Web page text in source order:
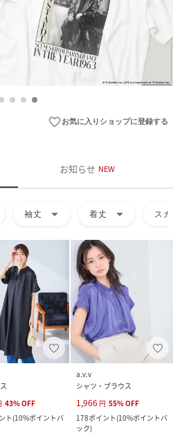
favorite_borderお気に入りショップに登録する
お知らせ NEW
袖丈 arrow_drop_down 着丈 arrow_drop_down ス
43%OFF
ト(10%ポイントバ
a.v.v
シャツ・ブラウス
1,966 円 55%OFF
178ポイント(10%ポイントバ
ック)